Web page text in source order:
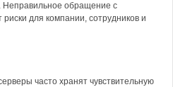
Неправильное обращение с
для компании, сотрудников и
часто хранят чувствительную